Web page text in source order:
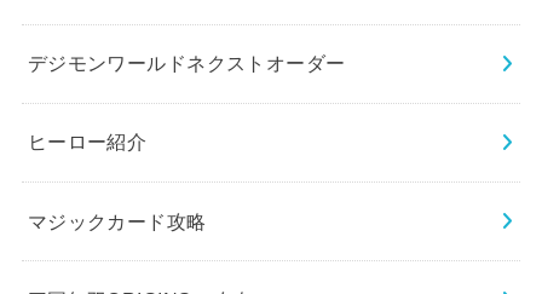
デジモンワールドネクストオーダー
ヒーロー紹介
マジックカード攻略